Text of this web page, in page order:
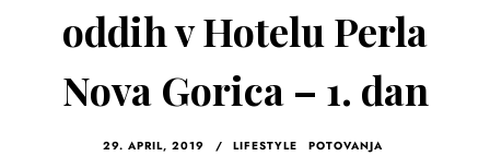
oddih v Hotelu Perla
Nova Gorica – 1. dan
29. APRIL, 2019 / LIFESTYLE POTOVANJA